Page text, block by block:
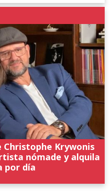
Christophe Krywonis
nómade y alquila
por día